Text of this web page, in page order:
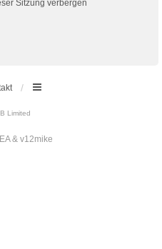
Sitzung verbergen
Limited
& v12mike